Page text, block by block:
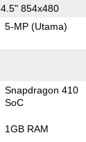
4.5" 854x480
5-MP (Utama)
Snapdragon 410
SoC
1GB RAM